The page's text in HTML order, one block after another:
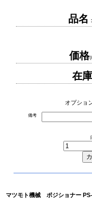
品名
価格(
在
オプショ
備考
マツモト機械 ポジショナー